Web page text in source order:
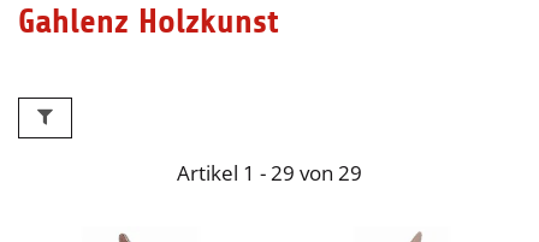
Gahlenz Holzkunst
Artikel 1 - 29 von 29